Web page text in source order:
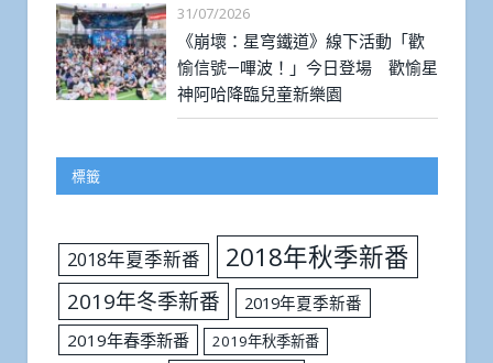
31/07/2026
《崩壞：星穹鐵道》線下活動「歡
愉信號—嗶波！」今日登場 歡愉星
神阿哈降臨兒童新樂園
標籤
2018年夏季新番 2018年秋季新番
2019年冬季新番
2019年夏季新番
2019年春季新番
2019年秋季新番